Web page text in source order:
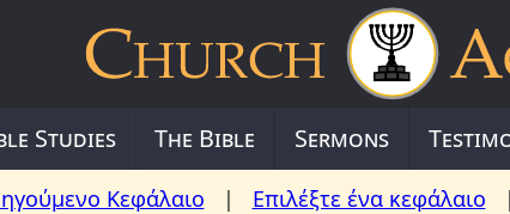
Studies The Bible Sermons
Κεφάλαιο | Επιλέξτε ένα κεφάλαιο